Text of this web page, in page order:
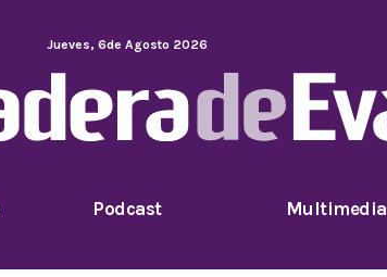
Jueves, 6de Agosto 2026
Podcast Multimedia